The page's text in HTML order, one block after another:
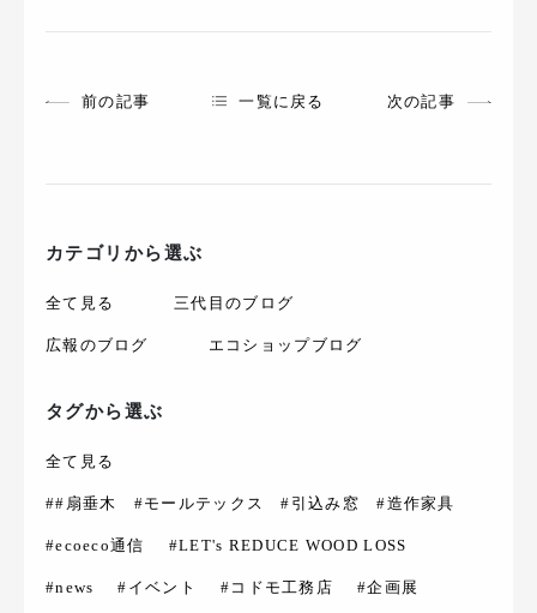
前の記事 一覧に戻る 次の記事
カテゴリから選ぶ
全て見る 三代目のブログ
広報のブログ エコショップブログ
タグから選ぶ
全て見る
##扇垂木 #モールテックス #引込み窓 #造作家具
#ecoeco通信 #LET's REDUCE WOOD LOSS
#news #イベント #コドモ工務店 #企画展